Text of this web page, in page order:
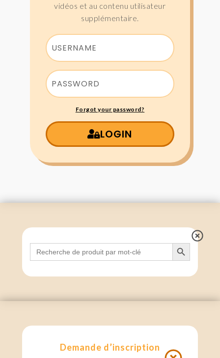
vidéos et au contenu utilisateur
supplémentaire.
Forgot your password?
LOGIN
Search
for:
Search Button
Demande d’inscription